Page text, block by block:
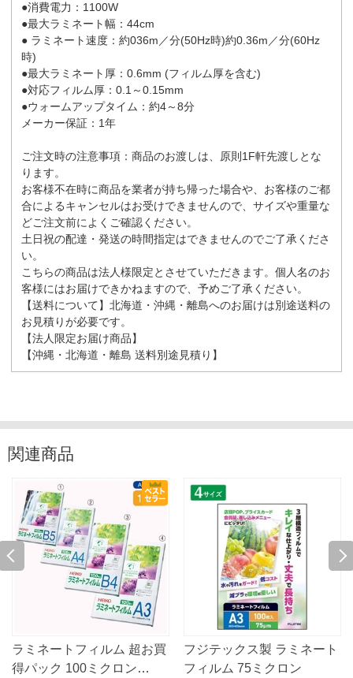
●消費電力：1100W
●最大ラミネート幅：44cm
● ラミネート速度：約036m／分(50Hz時)約0.36m／分(60Hz
時)
●最大ラミネート厚：0.6mm (フィルム厚を含む)
●対応フィルム厚：0.1～0.15mm
●ウォームアップタイム：約4～8分
メーカー保証：1年
ご注文時の注意事項：商品のお渡しは、原則1F軒先渡しとな
ります。
お客様不在時に商品を業者が持ち帰った場合や、お客様のご都
合によるキャンセルはお受けできませんので、サイズや重量な
どご注文前によくご確認ください。
土日祝の配達・発送の時間指定はできませんのでご了承くださ
い。
こちらの商品は法人様限定とさせていただきます。個人名のお
客様にはお届けできかねますので、予めご了承ください。
【送料について】北海道・沖縄・離島へのお届けは別途送料の
お見積りが必要です。
【法人限定お届け商品】
【沖縄・北海道・離島 送料別途見積り】
関連商品
ラミネートフィルム 超お買
得パック 100ミクロン
フジテックス製 ラミネート
フィルム 75ミクロン